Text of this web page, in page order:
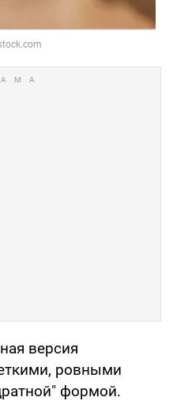
версия
ровными
формой.